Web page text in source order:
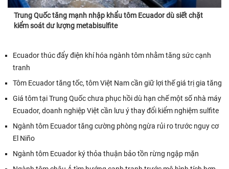
Trung Quốc tăng mạnh nhập khẩu tôm Ecuador dù siết chặt
kiểm soát dư lượng metabisulfite
Ecuador thúc đẩy điện khí hóa ngành tôm nhằm tăng sức cạnh
tranh
Tôm Ecuador tăng tốc, tôm Việt Nam cần giữ lợi thế giá trị gia tăng
Giá tôm tại Trung Quốc chưa phục hồi dù hạn chế một số nhà máy
Ecuador, doanh nghiệp Việt cần lưu ý thay đổi kiểm nghiệm sulfite
Ngành tôm Ecuador tăng cường phòng ngừa rủi ro trước nguy cơ
El Niño
Ngành tôm Ecuador ký thỏa thuận bảo tồn rừng ngập mặn